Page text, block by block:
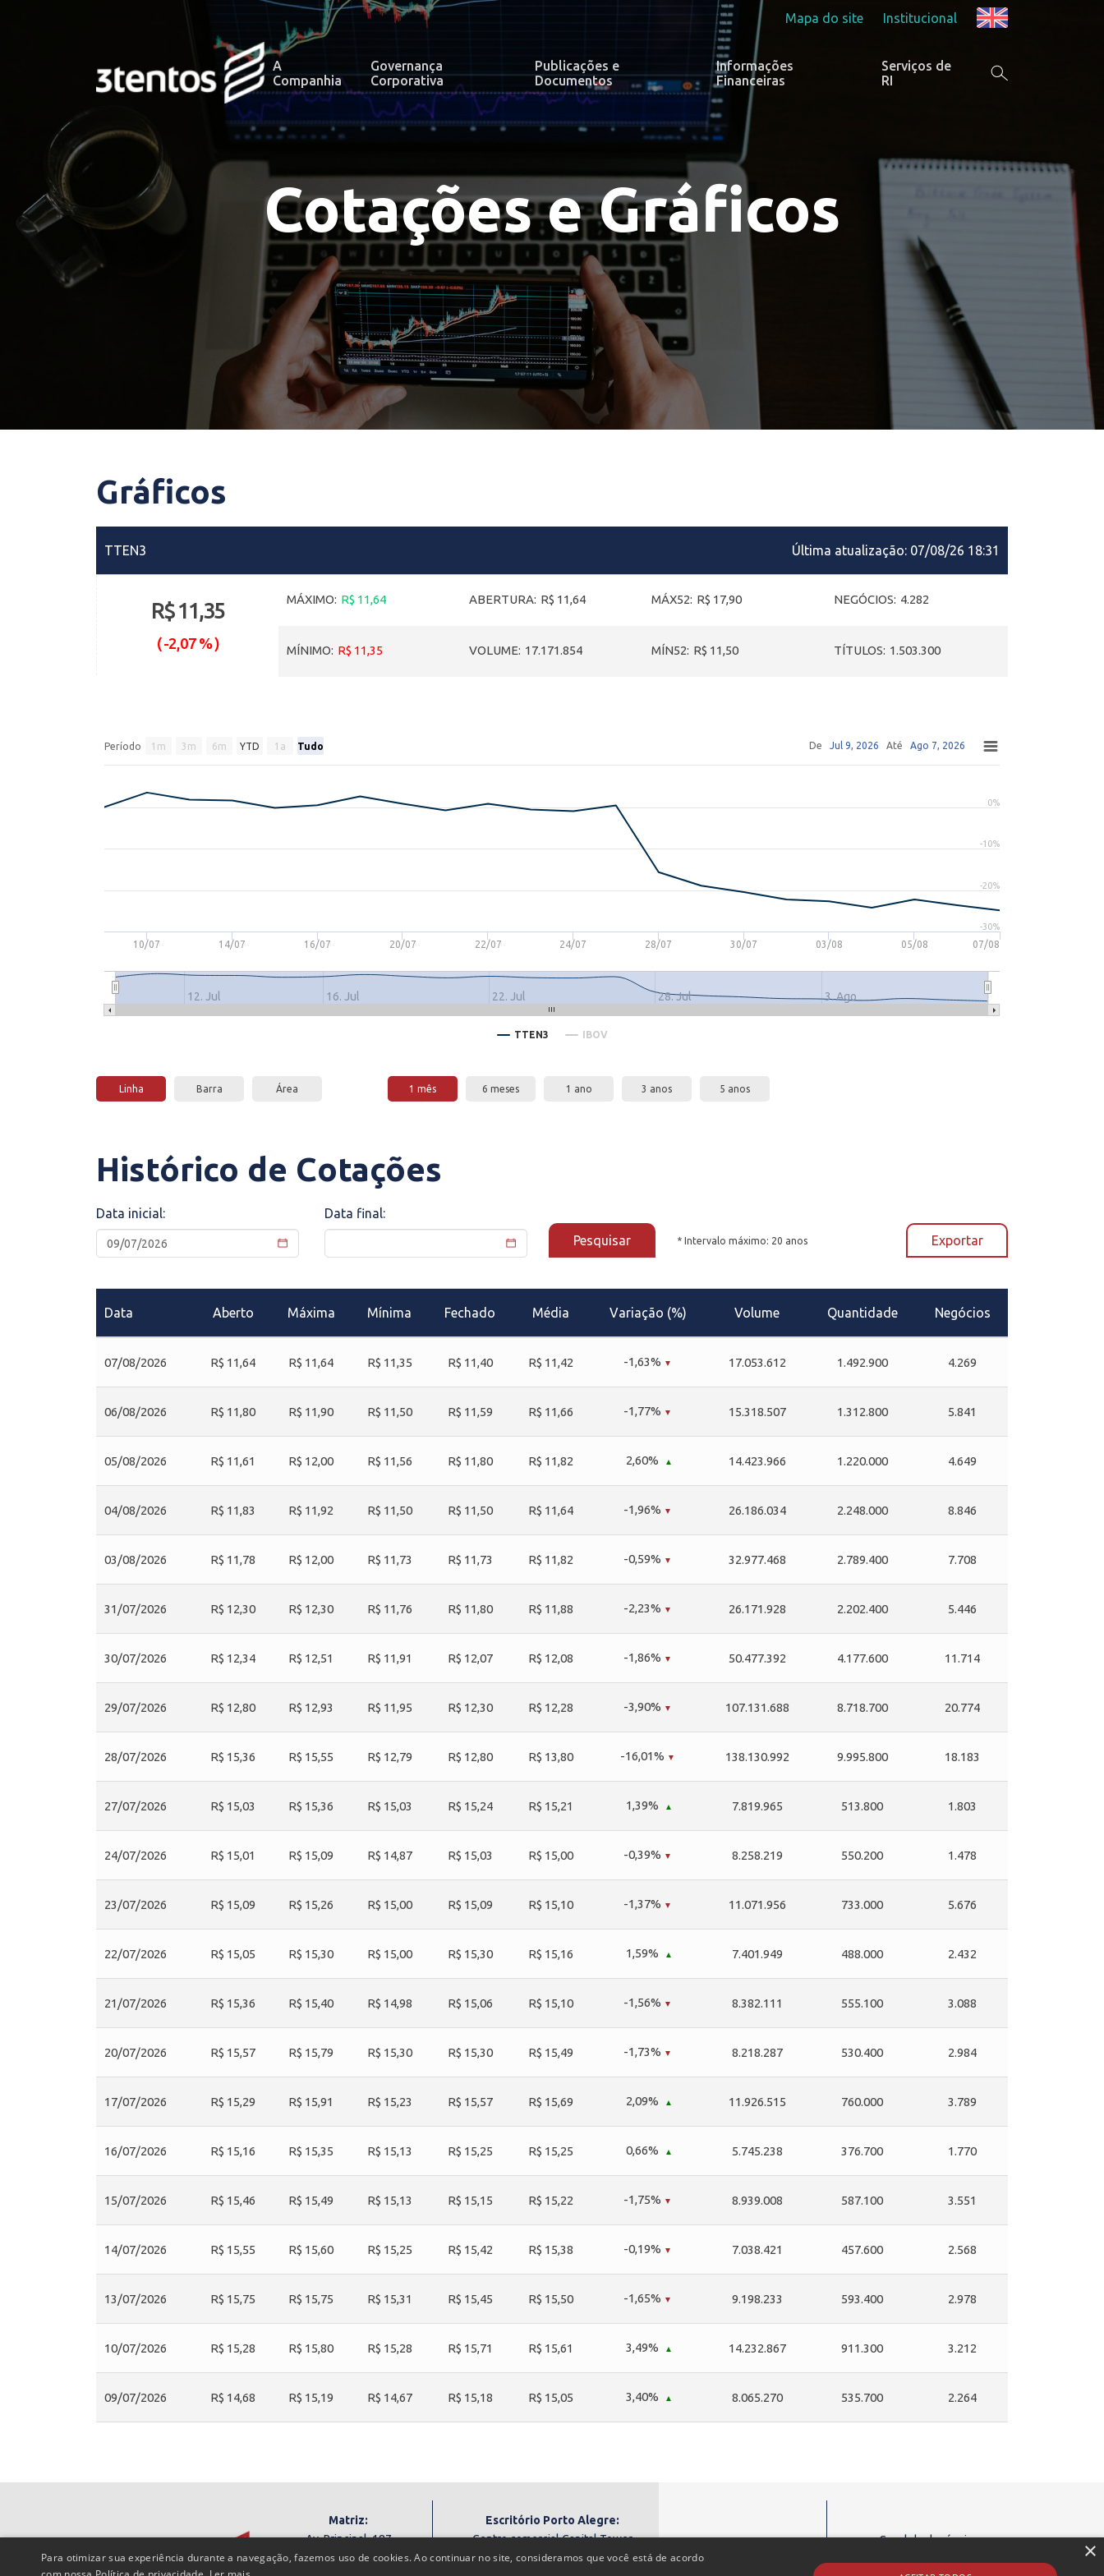
Mapa do site Institucional
A
Companhia
Governança
Corporativa
Publicações e
Documentos
Informações
Financeiras
Serviços de
RI
Cotações e Gráficos
Gráficos
TTEN3 Última atualização: 07/08/26 18:31
R$ 11,35
( -2,07 %)
MÁXIMO: R$ 11,64
MÍNIMO: R$ 11,35
ABERTURA: R$ 11,64
VOLUME: 17.171.854
MÁX52: R$ 17,90
MÍN52: R$ 11,50
NEGÓCIOS: 4.282
TÍTULOS: 1.503.300
10/07 14/07 16/07 20/07 22/07 24/07 28/07 30/07 03/08 05/08 07/08
12. Jul 16. Jul 22. Jul 28. Jul 3. Ago
-30%
-20%
-10%
0%
Período 1m 3m 6m YTD 1a Tudo De Jul 9, 2026 Até Ago 7, 2026
TTEN3 IBOV
Histórico de Cotações
Data inicial:
Data final:
Pesquisar
* Intervalo máximo: 20 anos Exportar
Data Aberto Máxima Mínima Fechado Média Variação (%) Volume Quantidade Negócios
07/08/2026 R$ 11,64 R$ 11,64 R$ 11,35 R$ 11,40 R$ 11,42 -1,63% 17.053.612 1.492.900 4.269
06/08/2026 R$ 11,80 R$ 11,90 R$ 11,50 R$ 11,59 R$ 11,66 -1,77% 15.318.507 1.312.800 5.841
05/08/2026 R$ 11,61 R$ 12,00 R$ 11,56 R$ 11,80 R$ 11,82 2,60% 14.423.966 1.220.000 4.649
04/08/2026 R$ 11,83 R$ 11,92 R$ 11,50 R$ 11,50 R$ 11,64 -1,96% 26.186.034 2.248.000 8.846
03/08/2026 R$ 11,78 R$ 12,00 R$ 11,73 R$ 11,73 R$ 11,82 -0,59% 32.977.468 2.789.400 7.708
31/07/2026 R$ 12,30 R$ 12,30 R$ 11,76 R$ 11,80 R$ 11,88 -2,23% 26.171.928 2.202.400 5.446
30/07/2026 R$ 12,34 R$ 12,51 R$ 11,91 R$ 12,07 R$ 12,08 -1,86% 50.477.392 4.177.600 11.714
29/07/2026 R$ 12,80 R$ 12,93 R$ 11,95 R$ 12,30 R$ 12,28 -3,90% 107.131.688 8.718.700 20.774
28/07/2026 R$ 15,36 R$ 15,55 R$ 12,79 R$ 12,80 R$ 13,80 -16,01% 138.130.992 9.995.800 18.183
27/07/2026 R$ 15,03 R$ 15,36 R$ 15,03 R$ 15,24 R$ 15,21 1,39% 7.819.965 513.800 1.803
24/07/2026 R$ 15,01 R$ 15,09 R$ 14,87 R$ 15,03 R$ 15,00 -0,39% 8.258.219 550.200 1.478
23/07/2026 R$ 15,09 R$ 15,26 R$ 15,00 R$ 15,09 R$ 15,10 -1,37% 11.071.956 733.000 5.676
22/07/2026 R$ 15,05 R$ 15,30 R$ 15,00 R$ 15,30 R$ 15,16 1,59% 7.401.949 488.000 2.432
21/07/2026 R$ 15,36 R$ 15,40 R$ 14,98 R$ 15,06 R$ 15,10 -1,56% 8.382.111 555.100 3.088
20/07/2026 R$ 15,57 R$ 15,79 R$ 15,30 R$ 15,30 R$ 15,49 -1,73% 8.218.287 530.400 2.984
17/07/2026 R$ 15,29 R$ 15,91 R$ 15,23 R$ 15,57 R$ 15,69 2,09% 11.926.515 760.000 3.789
16/07/2026 R$ 15,16 R$ 15,35 R$ 15,13 R$ 15,25 R$ 15,25 0,66% 5.745.238 376.700 1.770
15/07/2026 R$ 15,46 R$ 15,49 R$ 15,13 R$ 15,15 R$ 15,22 -1,75% 8.939.008 587.100 3.551
14/07/2026 R$ 15,55 R$ 15,60 R$ 15,25 R$ 15,42 R$ 15,38 -0,19% 7.038.421 457.600 2.568
13/07/2026 R$ 15,75 R$ 15,75 R$ 15,31 R$ 15,45 R$ 15,50 -1,65% 9.198.233 593.400 2.978
10/07/2026 R$ 15,28 R$ 15,80 R$ 15,28 R$ 15,71 R$ 15,61 3,49% 14.232.867 911.300 3.212
09/07/2026 R$ 14,68 R$ 15,19 R$ 14,67 R$ 15,18 R$ 15,05 3,40% 8.065.270 535.700 2.264
Matriz:
Av. Principal, 187
Santa Bárbara do Sul/RS
Escritório Porto Alegre:
Centro comercial Capital Tower
Av. Carlos Gomes, 258 – Petrópolis
Contato 3tentos
Canal de denúncias:
×
Para otimizar sua experiência durante a navegação, fazemos uso de cookies. Ao continuar no site, consideramos que você está de acordo